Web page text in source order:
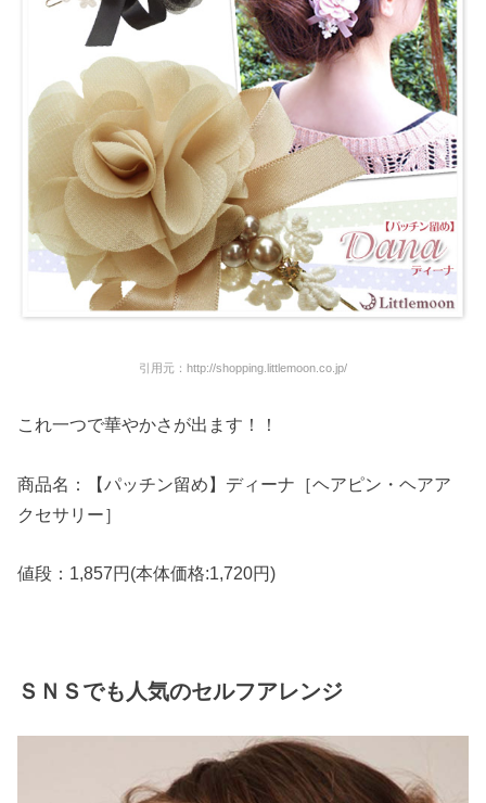
引用元：http://shopping.littlemoon.co.jp/
これ一つで華やかさが出ます！！
商品名：【パッチン留め】ディーナ［ヘアピン・ヘアア
クセサリー］
値段：1,857円(本体価格:1,720円)
ＳＮＳでも人気のセルフアレンジ